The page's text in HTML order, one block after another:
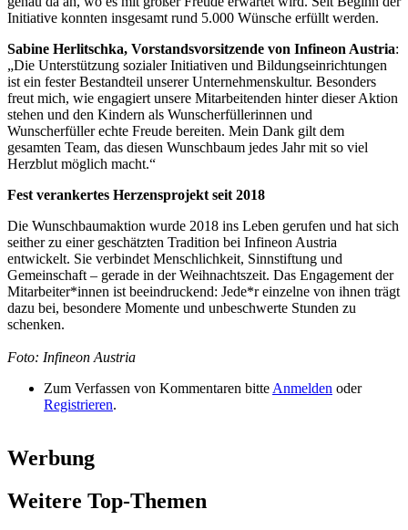
Initiative konnten insgesamt rund 5.000 Wünsche erfüllt werden.
Sabine Herlitschka, Vorstandsvorsitzende von Infineon Austria:
„Die Unterstützung sozialer Initiativen und Bildungseinrichtungen
ist ein fester Bestandteil unserer Unternehmenskultur. Besonders
freut mich, wie engagiert unsere Mitarbeitenden hinter dieser Aktion
stehen und den Kindern als Wunscherfüllerinnen und
Wunscherfüller echte Freude bereiten. Mein Dank gilt dem
gesamten Team, das diesen Wunschbaum jedes Jahr mit so viel
Herzblut möglich macht.“
Fest verankertes Herzensprojekt seit 2018
Die Wunschbaumaktion wurde 2018 ins Leben gerufen und hat sich
seither zu einer geschätzten Tradition bei Infineon Austria
entwickelt. Sie verbindet Menschlichkeit, Sinnstiftung und
Gemeinschaft – gerade in der Weihnachtszeit. Das Engagement der
Mitarbeiter*innen ist beeindruckend: Jede*r einzelne von ihnen trägt
dazu bei, besondere Momente und unbeschwerte Stunden zu
schenken.
Foto: Infineon Austria
Zum Verfassen von Kommentaren bitte Anmelden oder
Registrieren.
Werbung
Weitere Top-Themen